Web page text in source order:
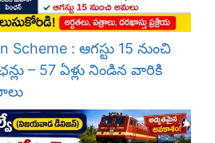
Scheme : ఆగస్టు 15 నుంచి
– 57 ఏళ్లు నిండిన వారికి